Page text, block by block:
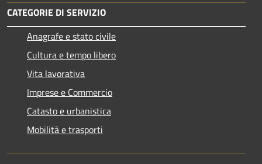
CATEGORIE DI SERVIZIO
Anagrafe e stato civile
Cultura e tempo libero
Vita lavorativa
Imprese e Commercio
Catasto e urbanistica
Mobilità e trasporti